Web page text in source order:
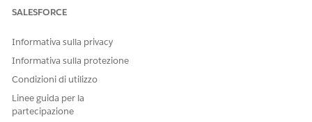
evasione per gestire i conteggi inventario attivi. Questo
a un'allocazione hardware designata, bloccando i numeri
di serie esatti per una richiesta del dipendente.
Spedizione di hardware ai dipendenti
Spedire l'hardware ai dipendenti utilizzando Ordini di
evasione in Gestione asset hardware IT. Aggiungere
SALESFORCE
Informativa sulla privacy
Informativa sulla protezione
Condizioni di utilizzo
Linee guida per la
partecipazione